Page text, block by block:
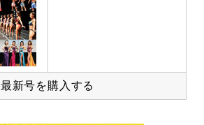
最新号を購入する